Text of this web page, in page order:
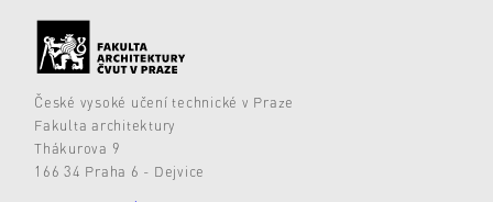
České vysoké učení technické v Praze
Fakulta architektury
Thákurova 9
166 34 Praha 6 - Dejvice